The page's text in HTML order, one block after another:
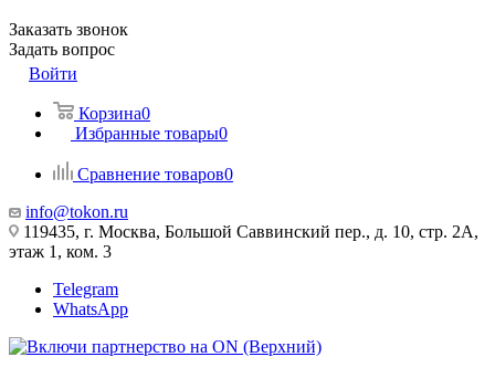
Заказать звонок
Задать вопрос
Войти
Корзина0
Избранные товары0
Сравнение товаров0
info@tokon.ru
119435, г. Москва, Большой Саввинский пер., д. 10, стр. 2А,
этаж 1, ком. 3
Telegram
WhatsApp